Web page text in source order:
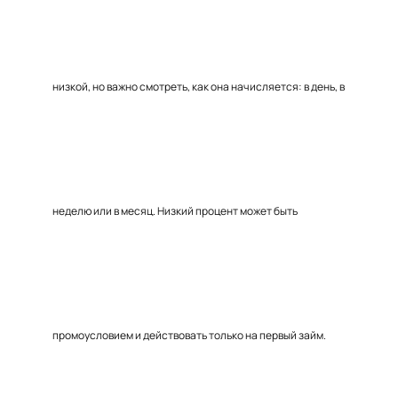
низкой, но важно смотреть, как она начисляется: в день, в
неделю или в месяц. Низкий процент может быть
промоусловием и действовать только на первый займ.